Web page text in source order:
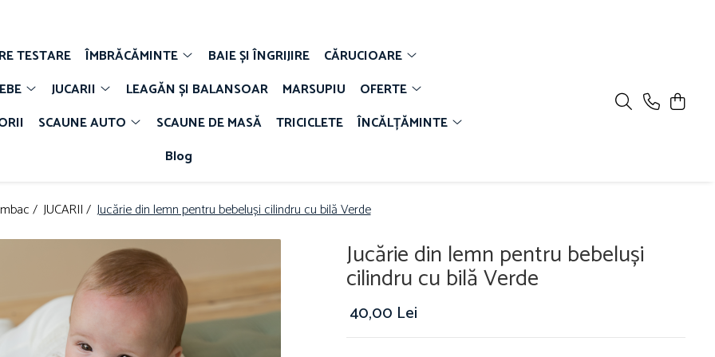
TESTARE ÎMBRĂCĂMINTE BAIE ȘI ÎNGRIJIRE
CĂRUCIOARE
JUCARII LEAGĂN ȘI BALANSOAR MARSUPIU
OFERTE
SCAUNE AUTO SCAUNE DE MASĂ TRICICLETE
ÎNCĂLȚĂMINTE
Blog
/ JUCARII / Jucărie din lemn pentru bebeluși cilindru cu bilă Verde
Jucărie din lemn pentru bebeluși
cilindru cu bilă Verde
40,00 Lei